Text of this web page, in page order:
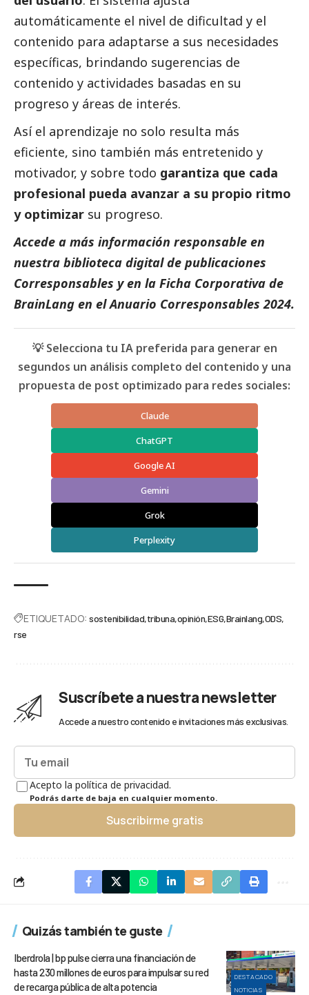
automáticamente el nivel de dificultad y el
contenido para adaptarse a sus necesidades
específicas, brindando sugerencias de
contenido y actividades basadas en su
progreso y áreas de interés.
Así el aprendizaje no solo resulta más
eficiente, sino también más entretenido y
motivador, y sobre todo garantiza que cada
profesional pueda avanzar a su propio ritmo
y optimizar su progreso.
Accede a más información responsable en
nuestra biblioteca digital de publicaciones
Corresponsables y en la Ficha Corporativa de
BrainLang en elAnuario Corresponsables 2024.
💡 Selecciona tu IA preferida para generar en
segundos un análisis completo del contenido y una
propuesta de post optimizado para redes sociales:
Claude
ChatGPT
Google AI
Gemini
Grok
Perplexity
ETIQUETADO: sostenibilidad tribuna opinión ESG Brainlang ODS
rse
Suscríbete a nuestra newsletter
Accede a nuestro contenido e invitaciones más exclusivas.
Acepto la política de privacidad.
Podrás darte de baja en cualquier momento.
Suscribirme gratis
Quizás también te guste
DESTACADO
NOTICIAS
Iberdrola | bp pulse cierra una financiación de
hasta 230 millones de euros para impulsar su red
de recarga pública de alta potencia